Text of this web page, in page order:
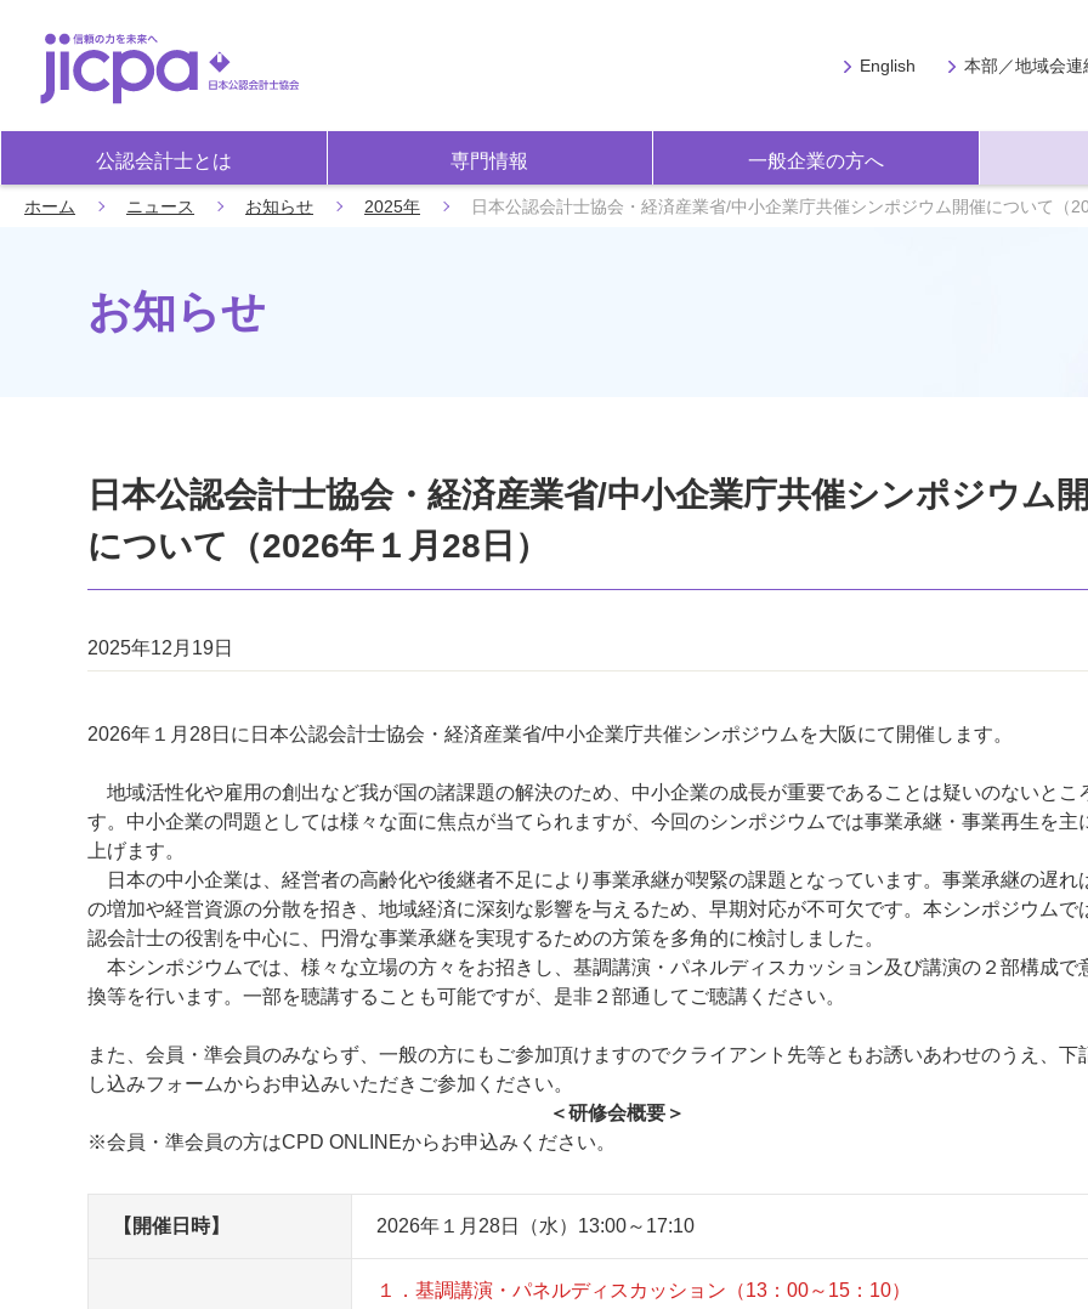
公認会計士とは 専門情報 一般企業の方へ
English 本部／地域会連
ホーム ニュース お知らせ 2025年 日本公認会計士協会・経済産業省/中小企業庁共催シンポジウム開催について（
お知らせ
日本公認会計士協会・経済産業省/中小企業庁共催シンポジウム
について（2026年１月28日）
2025年12月19日
2026年１月28日に日本公認会計士協会・経済産業省/中小企業庁共催シンポジウムを大阪にて開催します。
地域活性化や雇用の創出など我が国の諸課題の解決のため、中小企業の成長が重要であることは疑いのないとこ
す。中小企業の問題としては様々な面に焦点が当てられますが、今回のシンポジウムでは事業承継・事業再生を主
上げます。
日本の中小企業は、経営者の高齢化や後継者不足により事業承継が喫緊の課題となっています。事業承継の遅れ
の増加や経営資源の分散を招き、地域経済に深刻な影響を与えるため、早期対応が不可欠です。本シンポジウムで
認会計士の役割を中心に、円滑な事業承継を実現するための方策を多角的に検討しました。
本シンポジウムでは、様々な立場の方々をお招きし、基調講演・パネルディスカッション及び講演の２部構成で
換等を行います。一部を聴講することも可能ですが、是非２部通してご聴講ください。
また、会員・準会員のみならず、一般の方にもご参加頂けますのでクライアント先等ともお誘いあわせのうえ、下
し込みフォームからお申込みいただきご参加ください。
＜研修会概要＞
※会員・準会員の方はCPD ONLINEからお申込みください。
【開催日時】 2026年１月28日（水）13:00～17:10
１．基調講演・パネルディスカッション（13：00～15：10）